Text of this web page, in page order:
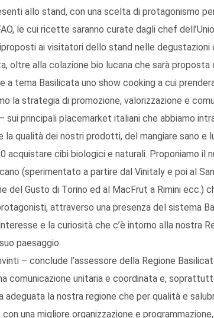
allo stand, con una scelta di protagonismo
le cui ricette saranno curate dagli chef
ai visitatori dello stand nelle degustazioni
oltre alla colazione bio lucana che sarà
a tema Basilicata uno show cooking a cui
la strategia di promozione, valorizzazione e
sui principali placemarket italiani che abbiamo
la qualità dei nostri prodotti, del mangiare sano e
acquistare cibi biologici e naturali. Proponiamo il
(sperimentato a partire dal Vinitaly e poi al
del Gusto di Torino ed al MacFrut a Rimini ecc.)
attraverso una presenza del sistema
e la curiosità che c’è intorno alla nostra
paesaggio.
– conclude l’assessore della Regione
comunicazione unitaria e coordinata e,
adeguata la nostra regione che per qualità e
con una migliore organizzazione e